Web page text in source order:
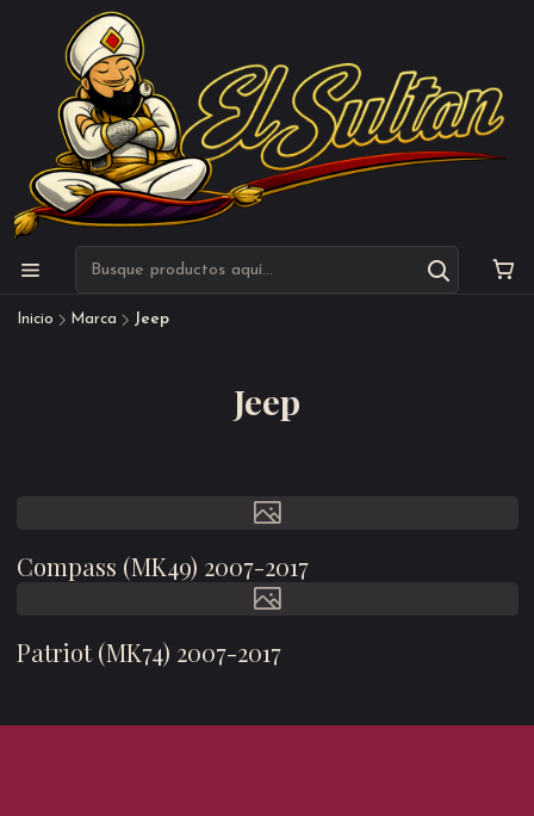
Inicio Marca Jeep
Jeep
Compass (MK49) 2007-2017
Patriot (MK74) 2007-2017